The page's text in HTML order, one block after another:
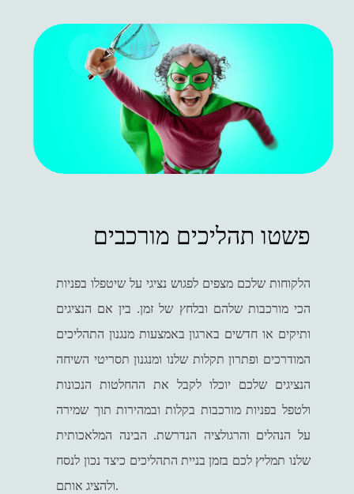
פשטו תהליכים מורכבים
הלקוחות שלכם מצפים לפגוש נציגי על שיטפלו בפניות
הכי מורכבות שלהם ובלחץ של זמן. בין אם הנציגים
ותיקים או חדשים בארגון באמצעות מנגנון התהליכים
המודרכים ופתרון תקלות שלנו ומנגנון תסריטי השיחה
הנציגים שלכם יוכלו לקבל את ההחלטות הנכונות
ולטפל בפניות מורכבות בקלות ובמהירות תוך שמירה
על הנהלים והרגולציה הנדרשת. הבינה המלאכותית
שלנו תמליץ לכם בזמן בניית התהליכים כיצד נכון לנסח
ולהציג אותם.